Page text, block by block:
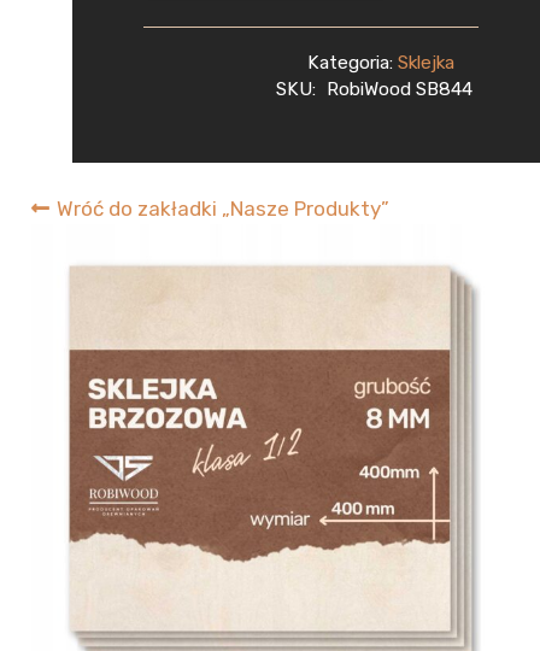
Wróć do zakładki „Nasze Produkty”
1szt
Kategoria: Sklejka
SKU: RobiWood SB844